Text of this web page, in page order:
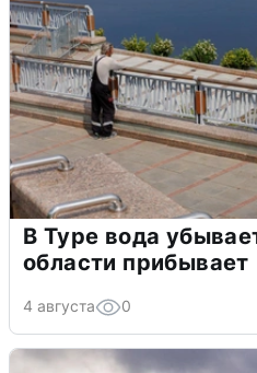
В Туре вода
области прибывает
4 августа 0